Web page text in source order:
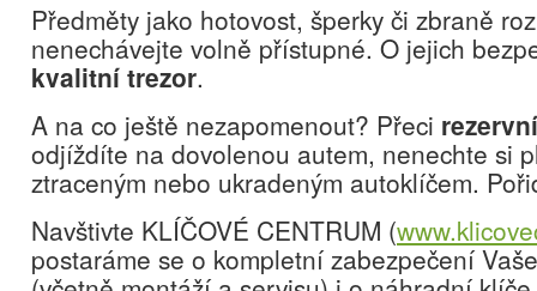
Předměty jako hotovost, šperky či zbraně
nenechávejte volně přístupné. O jejich
kvalitní trezor.
A na co ještě nezapomenout? Přeci
odjíždíte na dovolenou autem, nenechte si
ztraceným nebo ukradeným autoklíčem.
Navštivte KLÍČOVÉ CENTRUM (
postaráme se o kompletní zabezpečení